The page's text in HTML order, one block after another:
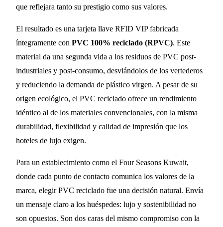
que reflejara tanto su prestigio como sus valores.
El resultado es una tarjeta llave RFID VIP fabricada
íntegramente con PVC 100% reciclado (RPVC). Este
material da una segunda vida a los residuos de PVC post-
industriales y post-consumo, desviándolos de los vertederos
y reduciendo la demanda de plástico virgen. A pesar de su
origen ecológico, el PVC reciclado ofrece un rendimiento
idéntico al de los materiales convencionales, con la misma
durabilidad, flexibilidad y calidad de impresión que los
hoteles de lujo exigen.
Para un establecimiento como el Four Seasons Kuwait,
donde cada punto de contacto comunica los valores de la
marca, elegir PVC reciclado fue una decisión natural. Envía
un mensaje claro a los huéspedes: lujo y sostenibilidad no
son opuestos. Son dos caras del mismo compromiso con la